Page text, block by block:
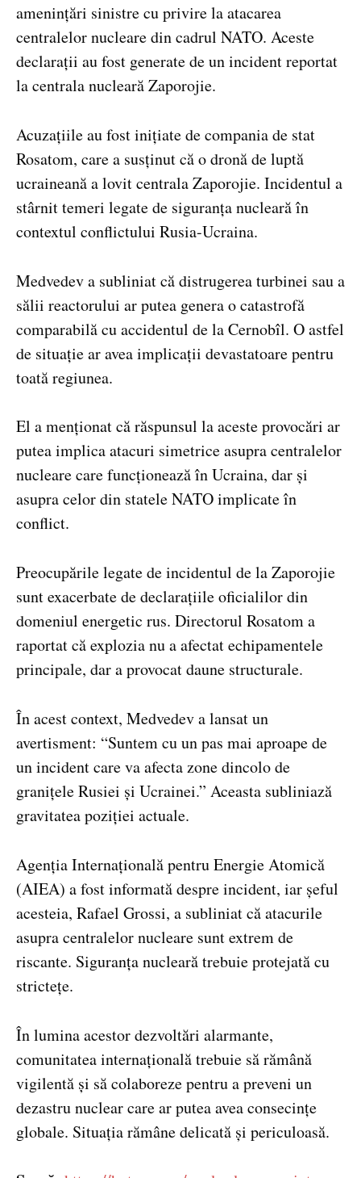
amenințări sinistre cu privire la atacarea
centralelor nucleare din cadrul NATO. Aceste
declarații au fost generate de un incident reportat
la centrala nucleară Zaporojie.
Acuzațiile au fost inițiate de compania de stat
Rosatom, care a susținut că o dronă de luptă
ucraineană a lovit centrala Zaporojie. Incidentul a
stârnit temeri legate de siguranța nucleară în
contextul conflictului Rusia-Ucraina.
Medvedev a subliniat că distrugerea turbinei sau a
sălii reactorului ar putea genera o catastrofă
comparabilă cu accidentul de la Cernobîl. O astfel
de situație ar avea implicații devastatoare pentru
toată regiunea.
El a menționat că răspunsul la aceste provocări ar
putea implica atacuri simetrice asupra centralelor
nucleare care funcționează în Ucraina, dar și
asupra celor din statele NATO implicate în
conflict.
Preocupările legate de incidentul de la Zaporojie
sunt exacerbate de declarațiile oficialilor din
domeniul energetic rus. Directorul Rosatom a
raportat că explozia nu a afectat echipamentele
principale, dar a provocat daune structurale.
În acest context, Medvedev a lansat un
avertisment: “Suntem cu un pas mai aproape de
un incident care va afecta zone dincolo de
granițele Rusiei și Ucrainei.” Aceasta subliniază
gravitatea poziției actuale.
Agenția Internațională pentru Energie Atomică
(AIEA) a fost informată despre incident, iar șeful
acesteia, Rafael Grossi, a subliniat că atacurile
asupra centralelor nucleare sunt extrem de
riscante. Siguranța nucleară trebuie protejată cu
strictețe.
În lumina acestor dezvoltări alarmante,
comunitatea internațională trebuie să rămână
vigilentă și să colaboreze pentru a preveni un
dezastru nuclear care ar putea avea consecințe
globale. Situația rămâne delicată și periculoasă.